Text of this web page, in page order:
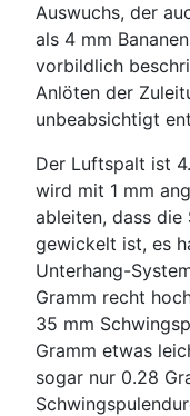
Auswuchs, der
als 4 mm
vorbildlich
Anlöten der
unbeabsichtigt
Der Luftspalt ist
wird mit 1 mm
ableiten, dass die
gewickelt ist, es
Unterhang-
Gramm recht
35 mm
Gramm etwas
sogar nur 0.28